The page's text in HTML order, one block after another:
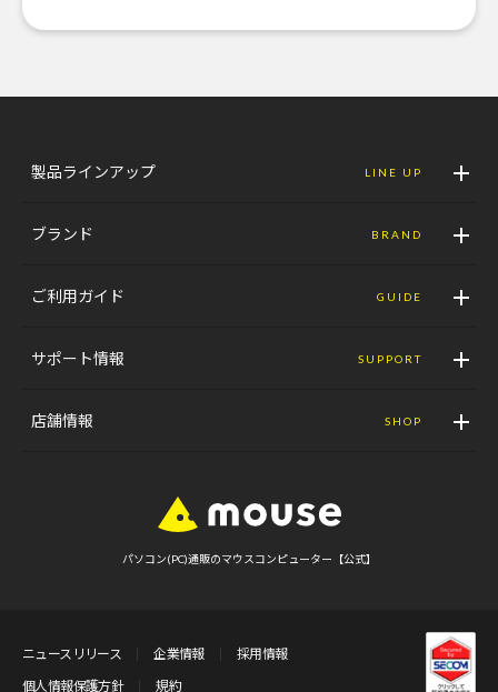
製品ラインアップ LINE UP
ブランド BRAND
ご利用ガイド GUIDE
サポート情報 SUPPORT
店舗情報 SHOP
パソコン(PC)通販のマウスコンピューター【公式】
ニュースリリース 企業情報
採用情報
個人情報保護方針
規約